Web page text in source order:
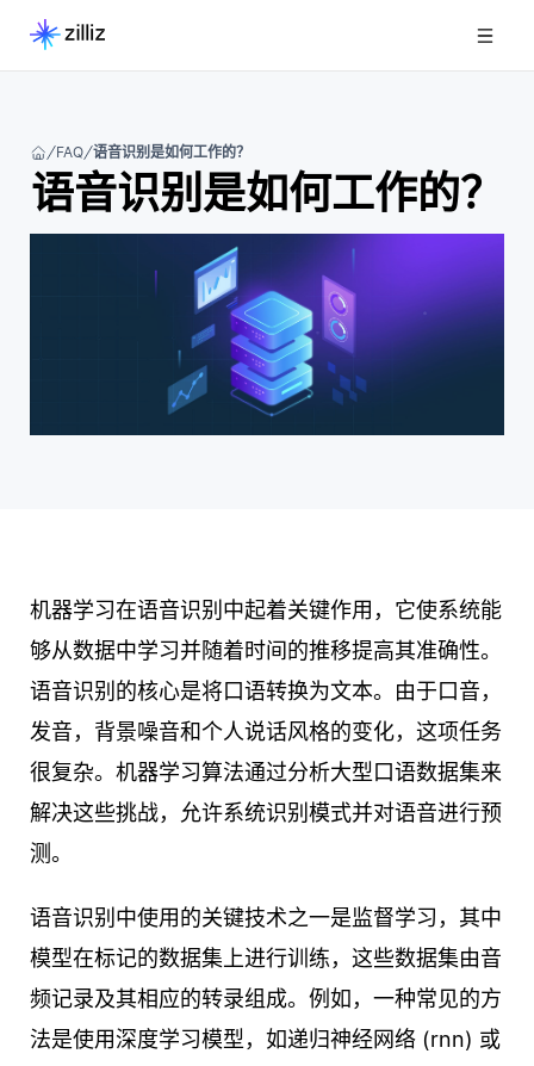
FAQ 语音识别是如何工作的？
语音识别是如何工作的？
机器学习在语音识别中起着关键作用，它使系统能
够从数据中学习并随着时间的推移提高其准确性。
语音识别的核心是将口语转换为文本。由于口音，
发音，背景噪音和个人说话风格的变化，这项任务
很复杂。机器学习算法通过分析大型口语数据集来
解决这些挑战，允许系统识别模式并对语音进行预
测。
语音识别中使用的关键技术之一是监督学习，其中
模型在标记的数据集上进行训练，这些数据集由音
频记录及其相应的转录组成。例如，一种常见的方
法是使用深度学习模型，如递归神经网络 (rnn) 或